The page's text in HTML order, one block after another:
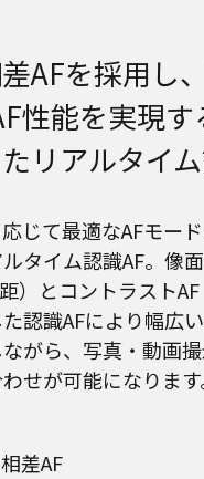
AFを採用し
性能を実現す
リアルタイ
じて最適なAFモー
タイム認識AF。像
）とコントラスト
認識AFにより幅広
がら、写真・動画
せが可能になります
差AF